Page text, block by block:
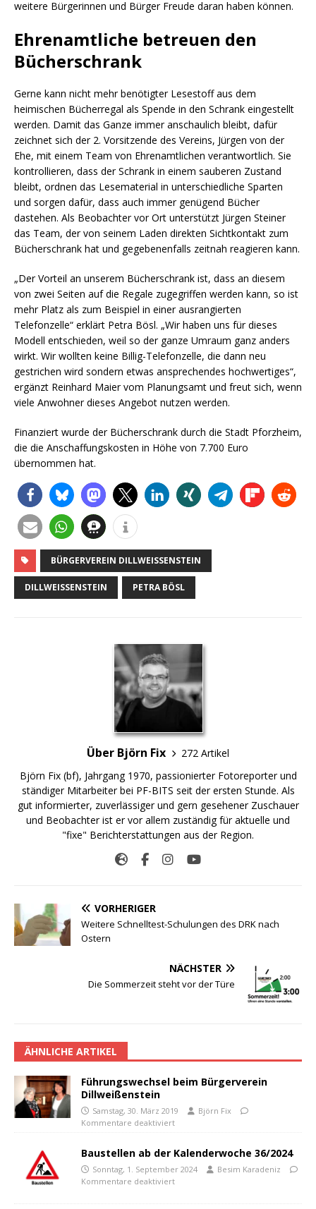
weitere Bürgerinnen und Bürger Freude daran haben können.
Ehrenamtliche betreuen den
Bücherschrank
Gerne kann nicht mehr benötigter Lesestoff aus dem
heimischen Bücherregal als Spende in den Schrank eingestellt
werden. Damit das Ganze immer anschaulich bleibt, dafür
zeichnet sich der 2. Vorsitzende des Vereins, Jürgen von der
Ehe, mit einem Team von Ehrenamtlichen verantwortlich. Sie
kontrollieren, dass der Schrank in einem sauberen Zustand
bleibt, ordnen das Lesematerial in unterschiedliche Sparten
und sorgen dafür, dass auch immer genügend Bücher
dastehen. Als Beobachter vor Ort unterstützt Jürgen Steiner
das Team, der von seinem Laden direkten Sichtkontakt zum
Bücherschrank hat und gegebenenfalls zeitnah reagieren kann.
„Der Vorteil an unserem Bücherschrank ist, dass an diesem
von zwei Seiten auf die Regale zugegriffen werden kann, so ist
mehr Platz als zum Beispiel in einer ausrangierten
Telefonzelle“ erklärt Petra Bösl. „Wir haben uns für dieses
Modell entschieden, weil so der ganze Umraum ganz anders
wirkt. Wir wollten keine Billig-Telefonzelle, die dann neu
gestrichen wird sondern etwas ansprechendes hochwertiges“,
ergänzt Reinhard Maier vom Planungsamt und freut sich, wenn
viele Anwohner dieses Angebot nutzen werden.
Finanziert wurde der Bücherschrank durch die Stadt Pforzheim,
die die Anschaffungskosten in Höhe von 7.700 Euro
übernommen hat.
BÜRGERVEREIN DILLWEISSENSTEIN
DILLWEISSENSTEIN PETRA BÖSL
Über Björn Fix
272 Artikel
Björn Fix (bf), Jahrgang 1970, passionierter Fotoreporter und
ständiger Mitarbeiter bei PF-BITS seit der ersten Stunde. Als
gut informierter, zuverlässiger und gern gesehener Zuschauer
und Beobachter ist er vor allem zuständig für aktuelle und
"fixe" Berichterstattungen aus der Region.
VORHERIGER
Weitere Schnelltest-Schulungen des DRK nach
Ostern
NÄCHSTER
Die Sommerzeit steht vor der Türe
ÄHNLICHE ARTIKEL
Führungswechsel beim Bürgerverein
Dillweißenstein
Samstag, 30. März 2019
Björn Fix
Kommentare deaktiviert
Baustellen ab der Kalenderwoche 36/2024
Sonntag, 1. September 2024
Besim Karadeniz
Kommentare deaktiviert